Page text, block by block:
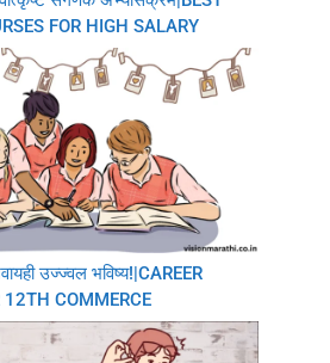
FOR HIGH SALARY
उज्ज्वल भविष्य!|CAREER
12TH COMMERCE